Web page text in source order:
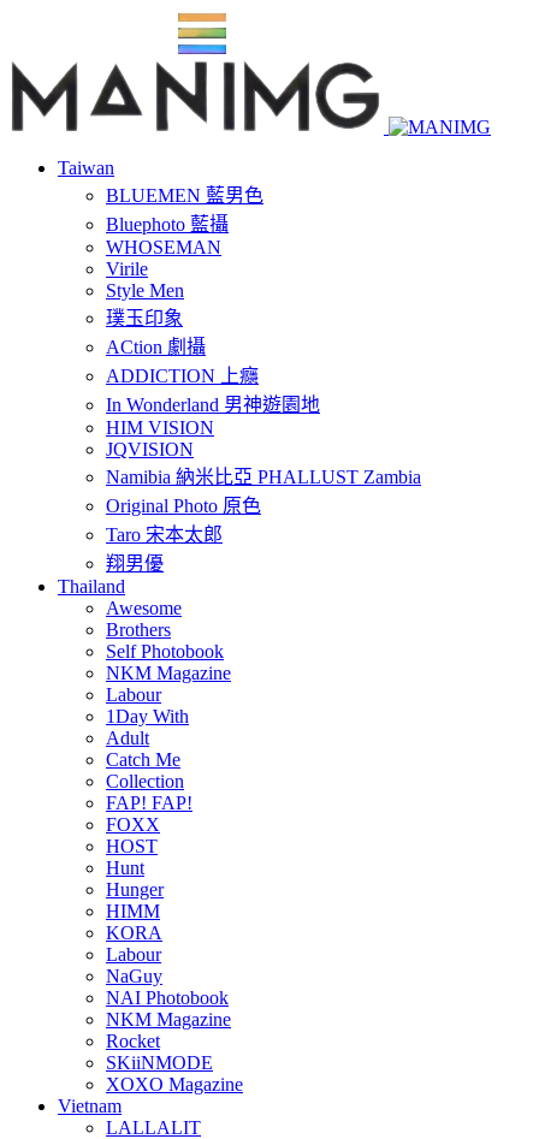
Taiwan
BLUEMEN 藍男色
Bluephoto 藍攝
WHOSEMAN
Virile
Style Men
璞玉印象
ACtion 劇攝
ADDICTION 上癮
In Wonderland 男神遊園地
HIM VISION
JQVISION
Namibia 納米比亞 PHALLUST Zambia
Original Photo 原色
Taro 宋本太郎
翔男優
Thailand
Awesome
Brothers
Self Photobook
NKM Magazine
Labour
1Day With
Adult
Catch Me
Collection
FAP! FAP!
FOXX
HOST
Hunt
Hunger
HIMM
KORA
Labour
NaGuy
NAI Photobook
NKM Magazine
Rocket
SKiiNMODE
XOXO Magazine
Vietnam
LALLALIT